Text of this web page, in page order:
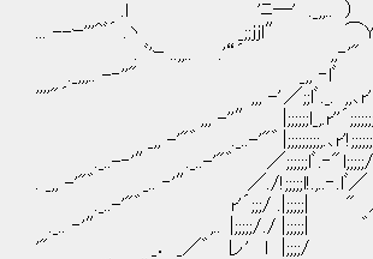
.l 'ﾆ―' ._,,.. ）
... --ｰ'''^ﾞ´ .ヽ _;;jjl″
. ﾞ'ｰ ..,,.. .'“´ ,,‐'" .''彡
._,,,.. -‐''" _,, ‐lﾞ . ,,.rｧ
''''"´ ,,, -' ／;;lﾞ ._. ,,､r'´;;;/
,,, -''″ |;;;;;;l_,.r''´;;;;;;;;;/ ゛
_,, -'"゛ ._..-'"゛ |;;;;;;;;;,.､r'!;;;;;;/
._..-‐'″ ._..-'"゛ ／;;;;;;lﾞ .‐"
. _,, -'"゛ _.. ‐'″ ／./!;;;;;l!.,..‐ .lﾞ／
._..-'"゛ r'´;;;/ .|;;;;;| " ／ .,,‐／
._.. ‐'″ ,.. |;;;;;/ ./ |;;;;;| ゛ .,i..
'" _． _／゛ レ' l |;;;;/